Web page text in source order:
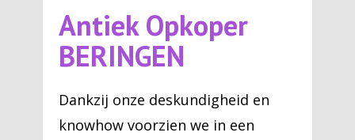
Antiek Opkoper
BERINGEN
Dankzij onze deskundigheid en
knowhow voorzien we in een